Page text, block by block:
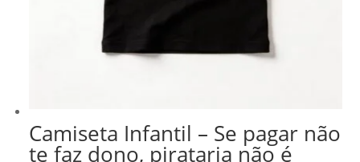
Camiseta Infantil – Se pagar não
te faz dono, pirataria não é